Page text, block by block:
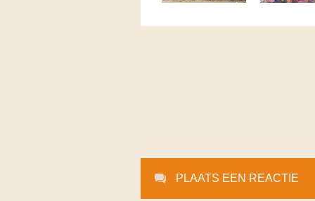
PLAATS EEN REACTIE